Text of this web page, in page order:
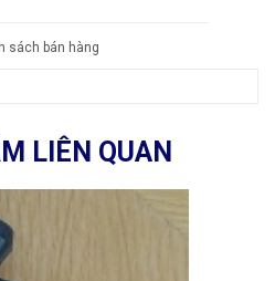
sách bán hàng
LIÊN QUAN